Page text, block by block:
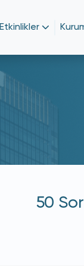
Etkinlikler
50